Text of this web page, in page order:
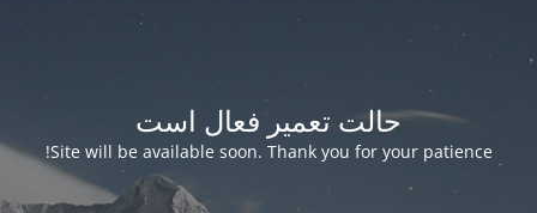
حالت تعمیر فعال است
Site will be available soon. Thank you for your patience!